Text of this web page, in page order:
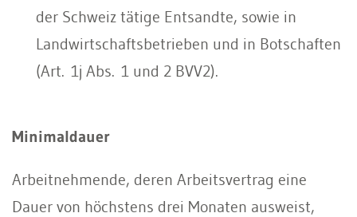
der Schweiz tätige Entsandte, sowie in
Landwirtschaftsbetrieben und in Botschaften
(Art. 1j Abs. 1 und 2 BVV2).
Minimaldauer
Arbeitnehmende, deren Arbeitsvertrag eine
Dauer von höchstens drei Monaten ausweist,